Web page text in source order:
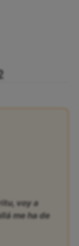
voy a
me ha de